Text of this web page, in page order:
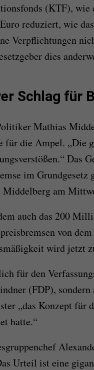
(KTF),
reduziert, wie
Verpflichtungen
dies
Schlag für
Mathias
für die Ampel. „Die
Das
im
Middelberg am
auch das 200
von
wird jetzt
für den
(FDP),
„das Konzept für
hatte.“
Urteil ist eine